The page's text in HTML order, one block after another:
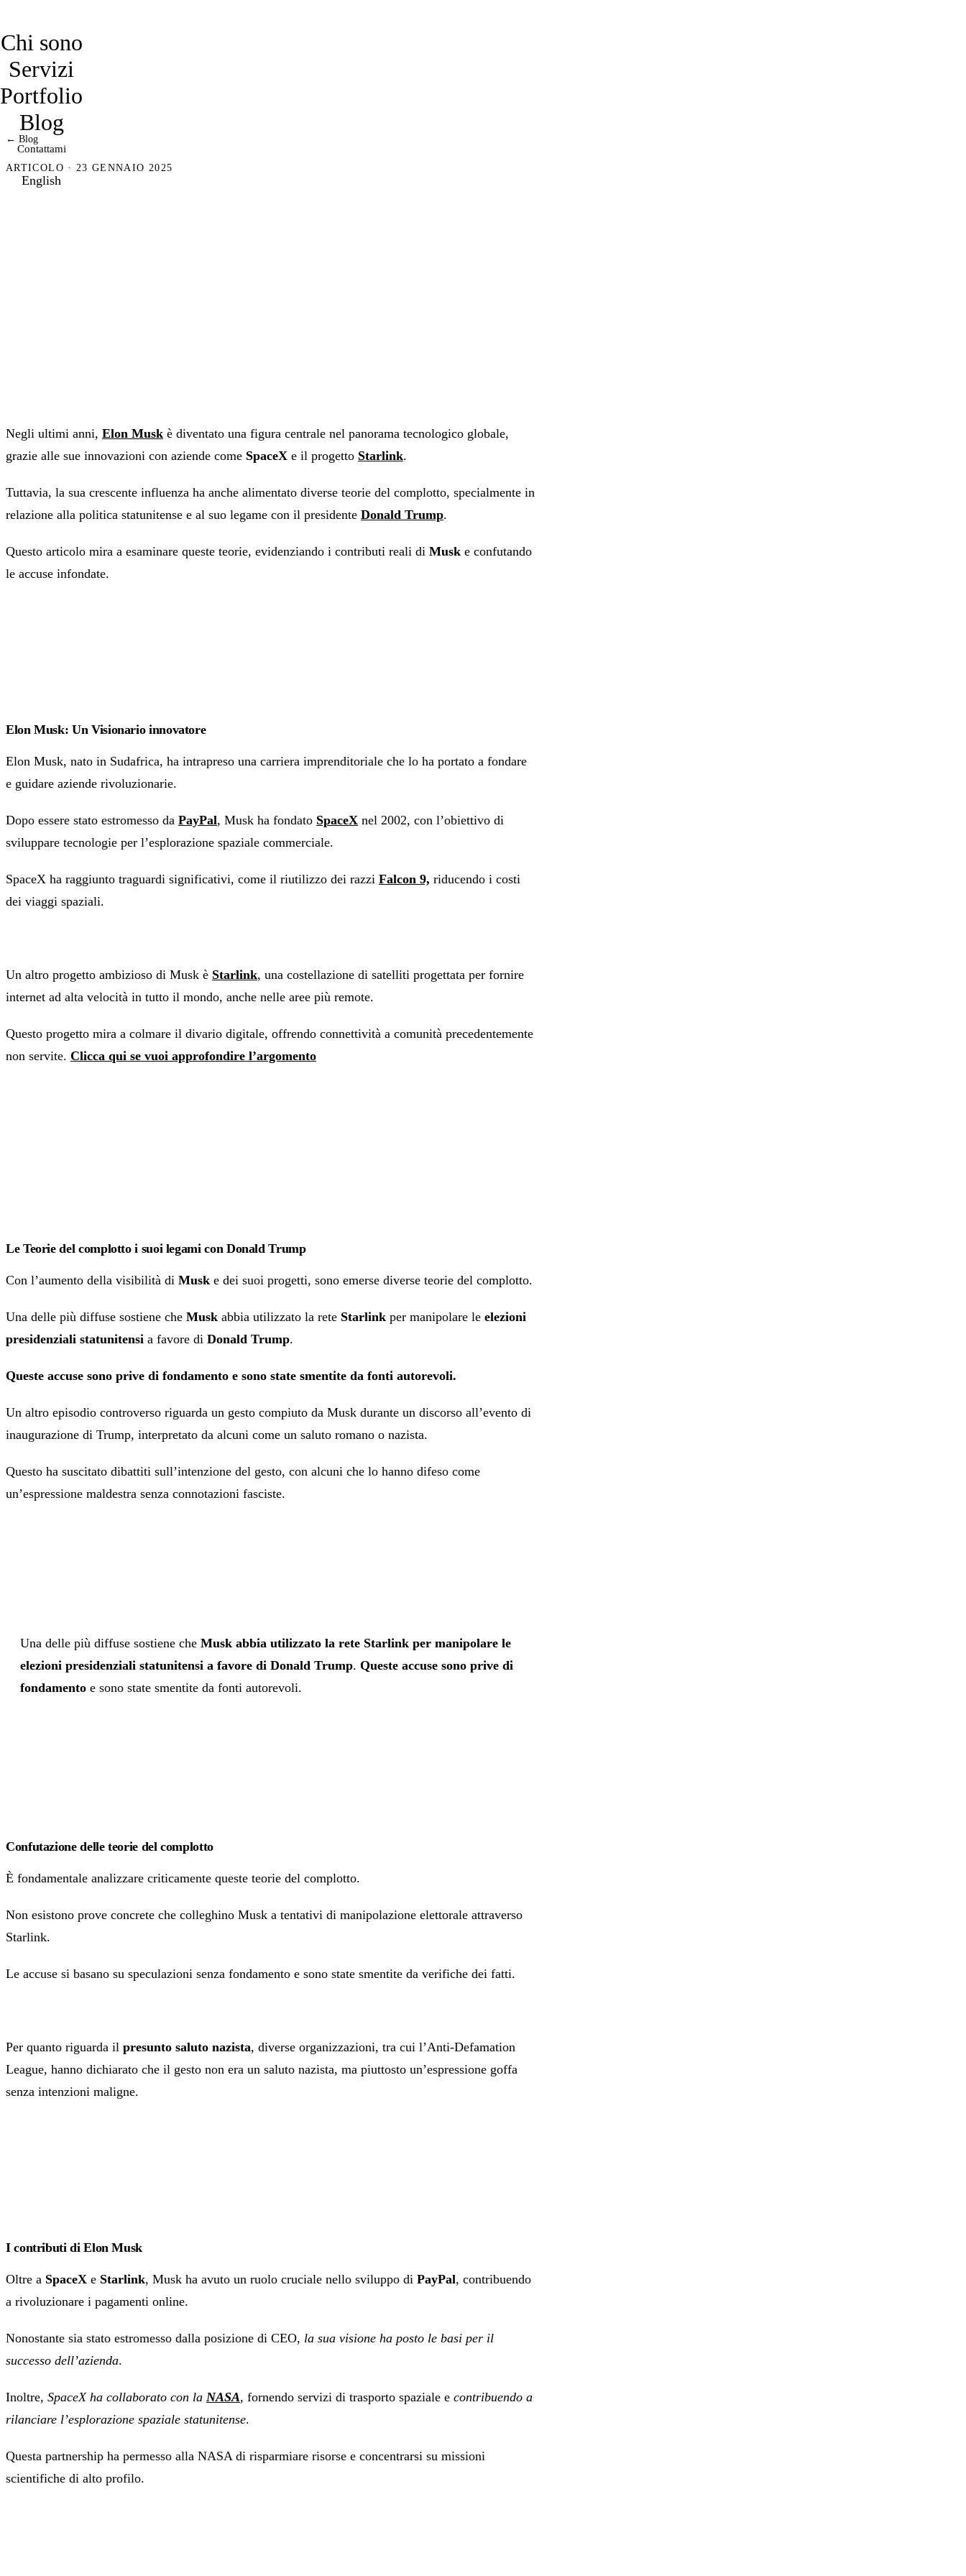
Chi sono
Servizi
Portfolio
Blog
Contattami
English
← Blog
ARTICOLO · 23 GENNAIO 2025
Negli ultimi anni, Elon Musk è diventato una figura centrale nel panorama tecnologico globale,
grazie alle sue innovazioni con aziende come SpaceX e il progetto Starlink.
Tuttavia, la sua crescente influenza ha anche alimentato diverse teorie del complotto, specialmente in
relazione alla politica statunitense e al suo legame con il presidente Donald Trump.
Questo articolo mira a esaminare queste teorie, evidenziando i contributi reali di Musk e confutando
le accuse infondate.
Elon Musk: Un Visionario innovatore
Elon Musk, nato in Sudafrica, ha intrapreso una carriera imprenditoriale che lo ha portato a fondare
e guidare aziende rivoluzionarie.
Dopo essere stato estromesso da PayPal, Musk ha fondato SpaceX nel 2002, con l’obiettivo di
sviluppare tecnologie per l’esplorazione spaziale commerciale.
SpaceX ha raggiunto traguardi significativi, come il riutilizzo dei razzi Falcon 9, riducendo i costi
dei viaggi spaziali.
Un altro progetto ambizioso di Musk è Starlink, una costellazione di satelliti progettata per fornire
internet ad alta velocità in tutto il mondo, anche nelle aree più remote.
Questo progetto mira a colmare il divario digitale, offrendo connettività a comunità precedentemente
non servite. Clicca qui se vuoi approfondire l’argomento
Le Teorie del complotto i suoi legami con Donald Trump
Con l’aumento della visibilità di Musk e dei suoi progetti, sono emerse diverse teorie del complotto.
Una delle più diffuse sostiene che Musk abbia utilizzato la rete Starlink per manipolare le elezioni
presidenziali statunitensi a favore di Donald Trump.
Queste accuse sono prive di fondamento e sono state smentite da fonti autorevoli.
Un altro episodio controverso riguarda un gesto compiuto da Musk durante un discorso all’evento di
inaugurazione di Trump, interpretato da alcuni come un saluto romano o nazista.
Questo ha suscitato dibattiti sull’intenzione del gesto, con alcuni che lo hanno difeso come
un’espressione maldestra senza connotazioni fasciste.
Una delle più diffuse sostiene che Musk abbia utilizzato la rete Starlink per manipolare le
elezioni presidenziali statunitensi a favore di Donald Trump. Queste accuse sono prive di
fondamento e sono state smentite da fonti autorevoli.
Confutazione delle teorie del complotto
È fondamentale analizzare criticamente queste teorie del complotto.
Non esistono prove concrete che colleghino Musk a tentativi di manipolazione elettorale attraverso
Starlink.
Le accuse si basano su speculazioni senza fondamento e sono state smentite da verifiche dei fatti.
Per quanto riguarda il presunto saluto nazista, diverse organizzazioni, tra cui l’Anti-Defamation
League, hanno dichiarato che il gesto non era un saluto nazista, ma piuttosto un’espressione goffa
senza intenzioni maligne.
I contributi di Elon Musk
Oltre a SpaceX e Starlink, Musk ha avuto un ruolo cruciale nello sviluppo di PayPal, contribuendo
a rivoluzionare i pagamenti online.
Nonostante sia stato estromesso dalla posizione di CEO, la sua visione ha posto le basi per il
successo dell’azienda.
Inoltre, SpaceX ha collaborato con la NASA, fornendo servizi di trasporto spaziale e contribuendo a
rilanciare l’esplorazione spaziale statunitense.
Questa partnership ha permesso alla NASA di risparmiare risorse e concentrarsi su missioni
scientifiche di alto profilo.